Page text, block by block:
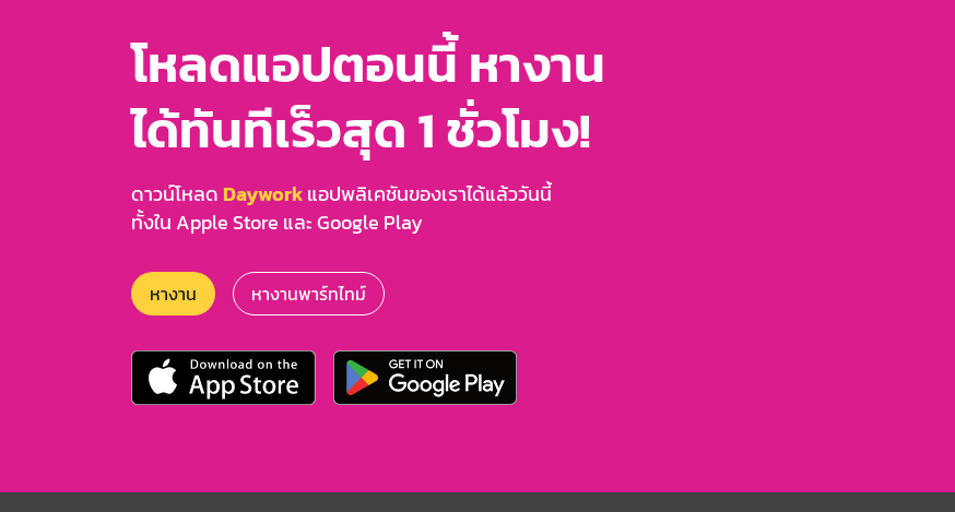
โหลดแอปตอนนี้ หางาน
ได้ทันทีเร็วสุด 1 ชั่วโมง!
ดาวน์โหลด Dayworkแอปพลิเคชันของเราได้แล้ววันนี้
ทั้งใน Apple Store และ Google Play
หางาน หางานพาร์ทไทม์